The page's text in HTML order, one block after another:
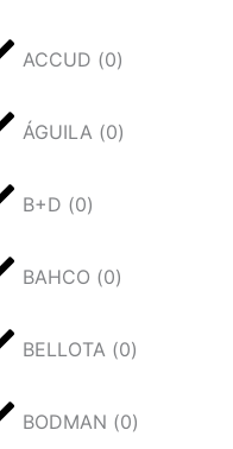
ACCUD (0)
ÁGUILA (0)
B+D (0)
BAHCO (0)
BELLOTA (0)
BODMAN (0)